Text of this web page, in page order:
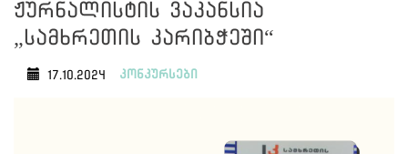
ჟურნალისტის ვაკანსია
„სამხრეთის კარიბჭეში“
17.10.2024 კონკურსები